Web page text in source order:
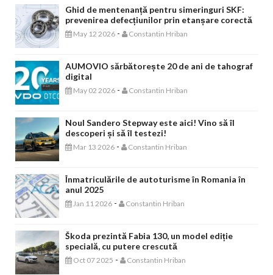
Ghid de mentenanță pentru simeringuri SKF:
prevenirea defecțiunilor prin etanșare corectă
May 12 2026 - Constantin Hriban
AUMOVIO sărbătorește 20 de ani de tahograf
digital
May 02 2026 - Constantin Hriban
Noul Sandero Stepway este aici! Vino să îl
descoperi și să îl testezi!
Mar 13 2026 - Constantin Hriban
Înmatriculările de autoturisme în Romania în
anul 2025
Jan 11 2026 - Constantin Hriban
Škoda prezintă Fabia 130, un model ediție
specială, cu putere crescută
Oct 07 2025 - Constantin Hriban